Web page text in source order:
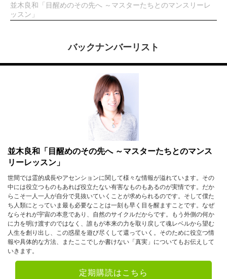
並木良和「目醒めのその先へ ～マスターたちとのマンスリーレ
ッスン」
バックナンバーリスト
並木良和「目醒めのその先へ ～マスターたちとのマンス
リーレッスン」
世間では霊的成長やアセンションに関して様々な情報が溢れています。その
中には役立つものもあれば役立たない有害なものもあるのが実情です。だか
らこそ一人一人が自分で見抜いていくことが求められるのです。そして僕た
ち人類にとっていま最も必要なことは一刻も早く目を醒ますことです。なぜ
ならそれが宇宙の本意であり、自然のサイクルだからです。もう外側の何か
に力を明け渡すのではなく、誰もが本来の力を取り戻して魂レベルから望む
人生を創り出し、この惑星を遊び尽くして還っていく。そのために役立つ情
報や具体的な方法、またここでしか書けない「真実」についてもお伝えして
いきます。
定期購読はこちら